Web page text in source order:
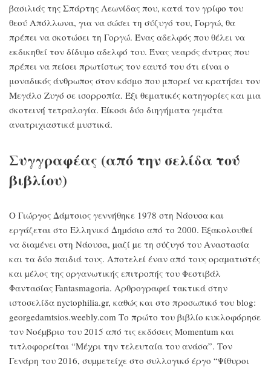
βασιλιάς της Σπάρτης Λεωνίδας που, κατά τον γρίφο του
θεού Απόλλωνα, για να σώσει τη σύζυγό του, Γοργώ, θα
πρέπει να σκοτώσει τη Γοργώ. Ένας αδελφός που θέλει να
εκδικηθεί τον δίδυμο αδελφό του. Ένας νεαρός άντρας που
πρέπει να πείσει πρωτίστως τον εαυτό του ότι είναι ο
μοναδικός άνθρωπος στον κόσμο που μπορεί να κρατήσει τον
Μεγάλο Ζυγό σε ισορροπία. Έξι θεματικές κατηγορίες και μια
σκοτεινή τετραλογία. Είκοσι δύο διηγήματα γεμάτα
ανατριχιαστικά μυστικά.
Συγγραφέας (από την σελίδα τού
βιβλίου)
Ο Γιώργος Δάµτσιος γεννήθηκε 1978 στη Νάουσα και
εργάζεται στο Ελληνικό Δηµόσιο από το 2000. Εξακολουθεί
να διαµένει στη Νάουσα, µαζί µε τη σύζυγό του Αναστασία
και τα δύο παιδιά τους. Αποτελεί έναν από τους οραµατιστές
και µέλος της οργανωτικής επιτροπής του Φεστιβάλ
Φαντασίας Fantasmagoria. Αρθρογραφεί τακτικά στην
ιστοσελίδα nyctophilia.gr, καθώς και στο προσωπικό του blog:
georgedamtsios.weebly.com Το πρώτο του βιβλίο κυκλοφόρησε
τον Νοέµβριο του 2015 από τις εκδόσεις Momentum και
τιτλοφορείται “Μέχρι την τελευταία του ανάσα”. Τον
Γενάρη του 2016, συµµετείχε στο συλλογικό έργο “Ψίθυροι